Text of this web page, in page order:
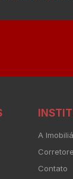
A
Contato